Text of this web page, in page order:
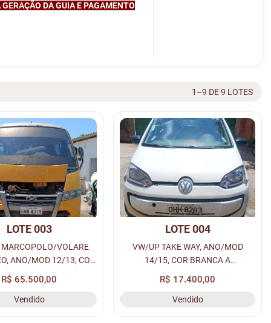
DA GUIA E PAGAMENTO
1–9 DE 9 LOTES
LOTE 003
VOLARE
ANO/MOD 12/13, COR
A DIESEL, PLACA: OHB-
R$ 65.500,00
Vendido
LOTE 004
VW/UP TAKE WAY, ANO/MOD
14/15, COR BRANCA A
ALCO/GASOL, PLACA: OHH-8263,
RENAVAM: 01005365455, CHASSI:
9BWAG4122FT518227.
R$ 17.400,00
Vendido